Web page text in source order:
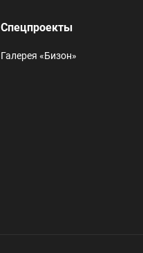
Спецпроекты
Галерея «Бизон»